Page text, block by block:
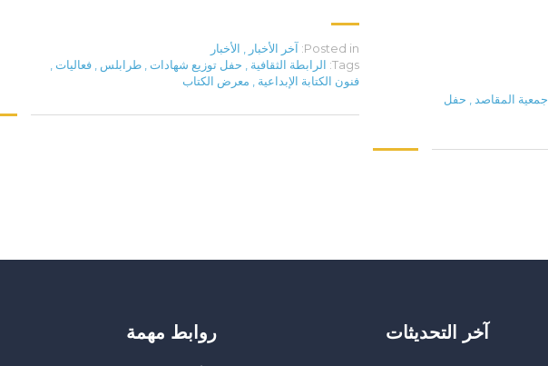
جمعية المقاصد
حفل
Posted in: آخر الأخبار
الأخبار
Tags: الرابطة الثقافية حفل توزيع شهادات طرابلس فعاليات
فنون الكتابة الإبداعية
معرض الكتاب
آخر التحديثات روابط مهمة